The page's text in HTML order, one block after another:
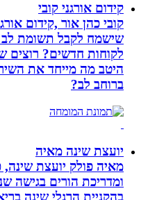
קידום אורגני קובי
קובי כהן אור ,קידום אורגני ,
שישמח לקבל תשומת לב
לקוחות חדשים? רוצים
היטב מה מייחד את השירות
ברוחב לב?
יועצת שינה מאיה
מאיה פולק יועצת שינה, כפר
ומדריכת הורים בגישה
בהקניית הרגלי שינה